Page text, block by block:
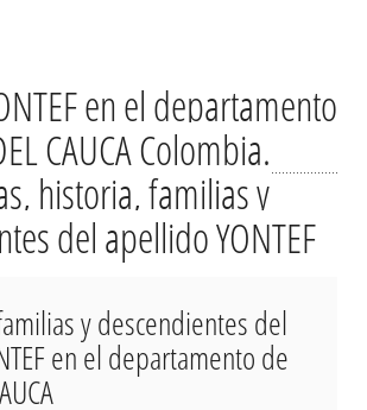
en el departamento
CAUCA Colombia.
historia, familias y
del apellido YONTEF
y descendientes del
en el departamento de